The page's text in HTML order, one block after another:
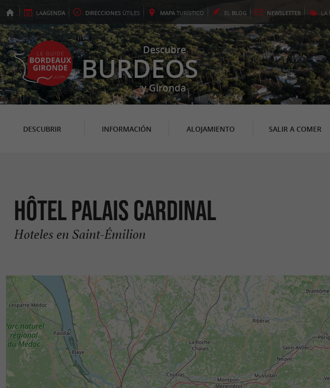
LAAGENDA DIRECCIONES ÚTILES MAPA TURÍSTICO EL BLOG NEWSLETTER LA
Descubre
BURDEOS
y Gironda
DESCUBRIR INFORMACIÓN ALOJAMIENTO SALIR A COMER
Hôtel Palais Cardinal
Hoteles en Saint-Émilion